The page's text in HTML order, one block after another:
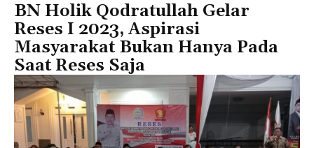
BN Holik Qodratullah Gelar
Reses I 2023, Aspirasi
Masyarakat Bukan Hanya Pada
Saat Reses Saja